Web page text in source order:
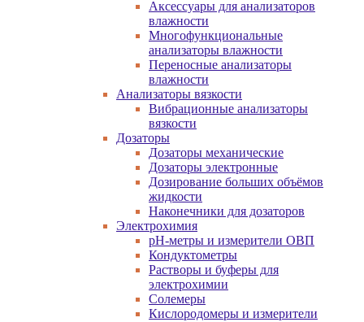
Аксессуары для анализаторов
влажности
Многофункциональные
анализаторы влажности
Переносные анализаторы
влажности
Анализаторы вязкости
Вибрационные анализаторы
вязкости
Дозаторы
Дозаторы механические
Дозаторы электронные
Дозирование больших объёмов
жидкости
Наконечники для дозаторов
Электрохимия
pH-метры и измерители ОВП
Кондуктометры
Растворы и буферы для
электрохимии
Солемеры
Кислородомеры и измерители